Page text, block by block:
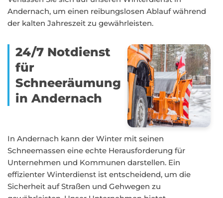
Andernach, um einen reibungslosen Ablauf während
der kalten Jahreszeit zu gewährleisten.
24/7 Notdienst
für
Schneeräumung
in Andernach
In Andernach kann der Winter mit seinen
Schneemassen eine echte Herausforderung für
Unternehmen und Kommunen darstellen. Ein
effizienter Winterdienst ist entscheidend, um die
Sicherheit auf Straßen und Gehwegen zu